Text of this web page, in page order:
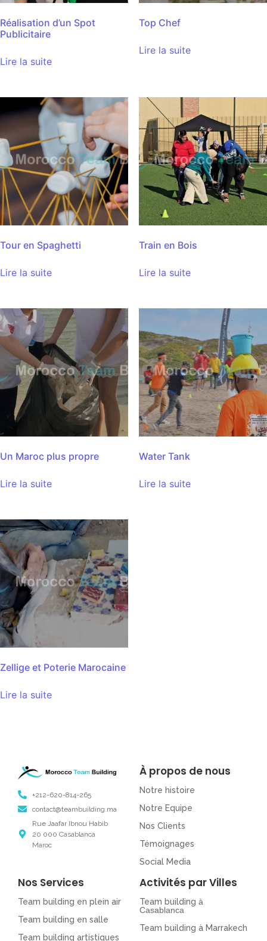
Réalisation d’un Spot
Publicitaire
Lire la suite
Top Chef
Lire la suite
Tour en Spaghetti
Lire la suite
Train en Bois
Lire la suite
Un Maroc plus propre
Lire la suite
Water Tank
Lire la suite
Zellige et Poterie Marocaine
Lire la suite
+212-620-814-265
contact@teambuilding.ma
Rue Jaafar Ibnou Habib
20 000 Casablanca
Maroc
À propos de nous
Notre histoire
Notre Equipe
Nos Clients
Témoignages
Social Media
Nos Services
Team building en plein air
Team building en salle
Team building artistiques
Activités par Villes
Team building à
Casablanca
Team building à Marrakech